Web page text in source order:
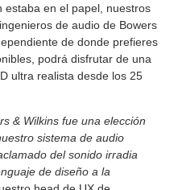
estaba en el papel, nuestros
de audio de Bowers
de donde prefieres
podrá disfrutar de una
ultra realista desde los 25
& Wilkins fue una elección
sistema de audio
del sonido irradia
de diseño a la